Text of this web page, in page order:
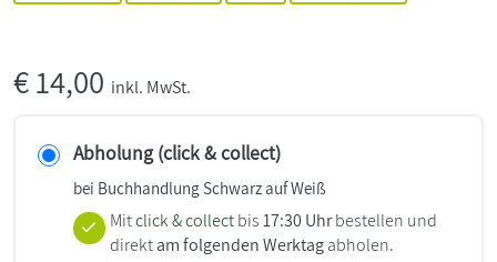
€14,00 inkl. MwSt.
Abholung (click & collect)
bei Buchhandlung Schwarz auf Weiß
Mitclick & collect bis17:30 Uhrbestellen und
direktam folgenden Werktagabholen.